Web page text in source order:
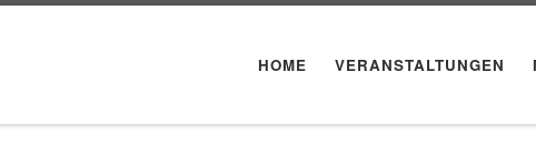
HOME VERANSTALTUNGEN